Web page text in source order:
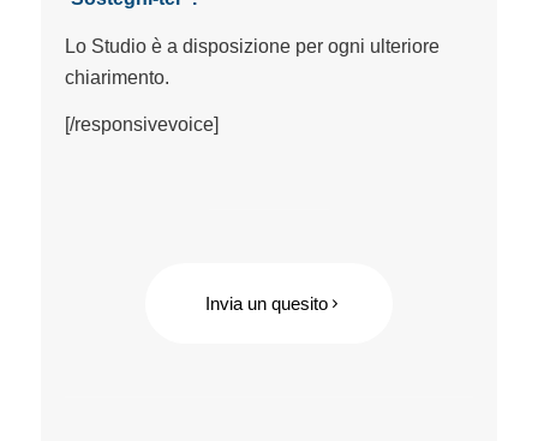
Lo Studio è a disposizione per ogni ulteriore
chiarimento.
[/responsivevoice]
Invia un quesito